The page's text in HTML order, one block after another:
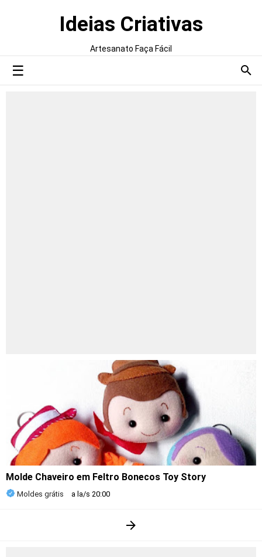
Ideias Criativas
Artesanato Faça Fácil
Molde Chaveiro em Feltro Bonecos Toy Story
Moldes grátis a la/s 20:00